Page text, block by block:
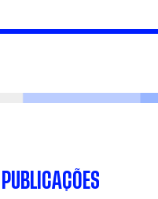
PUBLICAÇÕES